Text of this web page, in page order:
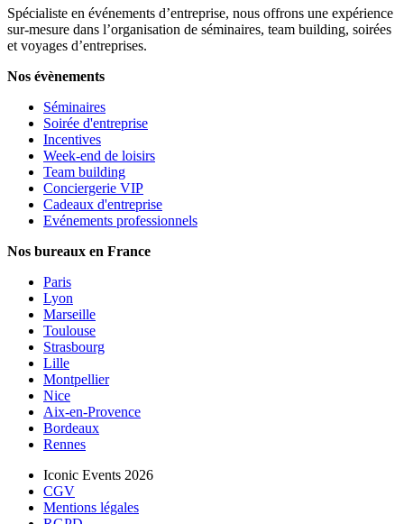
Spécialiste en événements d’entreprise, nous offrons une expérience
sur-mesure dans l’organisation de séminaires, team building, soirées
et voyages d’entreprises.
Nos évènements
Séminaires
Soirée d'entreprise
Incentives
Week-end de loisirs
Team building
Conciergerie VIP
Cadeaux d'entreprise
Evénements professionnels
Nos bureaux en France
Paris
Lyon
Marseille
Toulouse
Strasbourg
Lille
Montpellier
Nice
Aix-en-Provence
Bordeaux
Rennes
Iconic Events 2026
CGV
Mentions légales